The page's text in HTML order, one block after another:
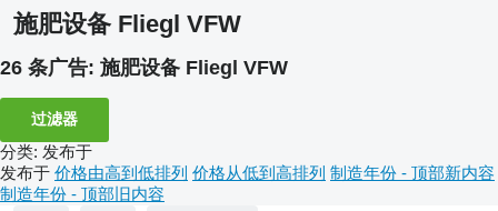
施肥设备 Fliegl VFW
26 条广告: 施肥设备 Fliegl VFW
过滤器
分类: 发布于
发布于 价格由高到低排列 价格从低到高排列 制造年份 - 顶部新内容
制造年份 - 顶部旧内容